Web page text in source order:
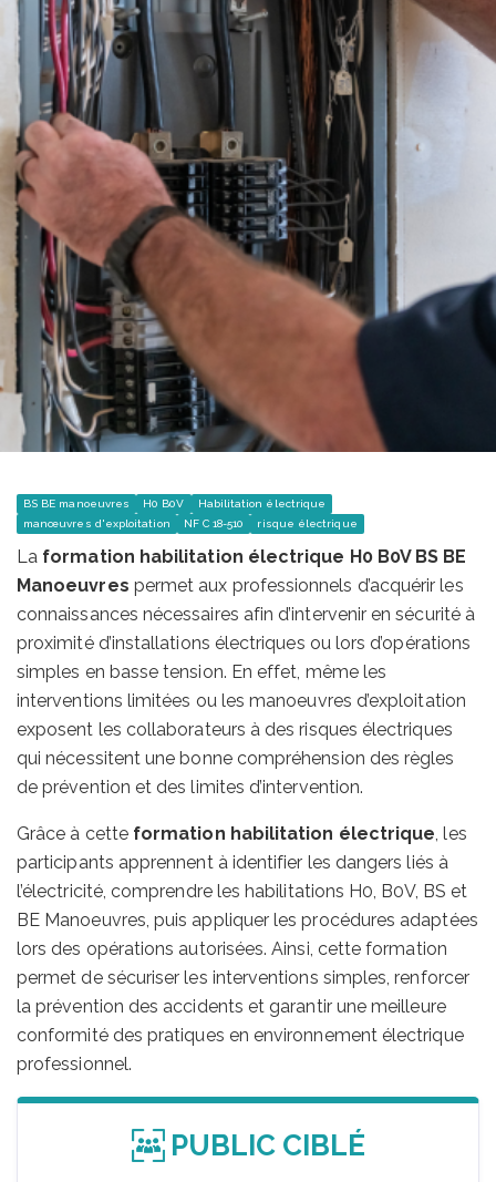
BS BE manoeuvres H0 B0V
Habilitation électrique
manœuvres d'exploitation
NF C 18-510 risque électrique
La formation habilitation électrique H0 B0V BS BE
Manoeuvres permet aux professionnels d’acquérir les
connaissances nécessaires afin d’intervenir en sécurité à
proximité d’installations électriques ou lors d’opérations
simples en basse tension. En effet, même les
interventions limitées ou les manoeuvres d’exploitation
exposent les collaborateurs à des risques électriques
qui nécessitent une bonne compréhension des règles
de prévention et des limites d’intervention.
Grâce à cette formation habilitation électrique, les
participants apprennent à identifier les dangers liés à
l’électricité, comprendre les habilitations H0, B0V, BS et
BE Manoeuvres, puis appliquer les procédures adaptées
lors des opérations autorisées. Ainsi, cette formation
permet de sécuriser les interventions simples, renforcer
la prévention des accidents et garantir une meilleure
conformité des pratiques en environnement électrique
professionnel.
PUBLIC CIBLÉ